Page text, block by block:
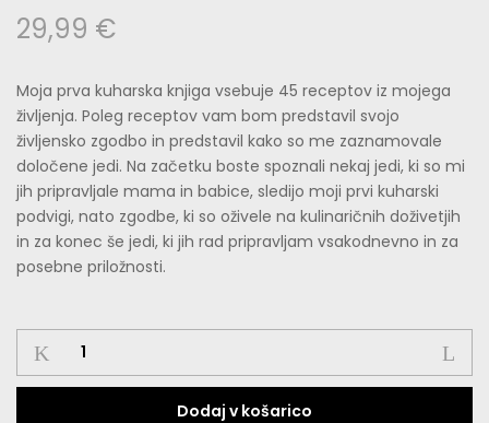
29,99 €
Moja prva kuharska knjiga vsebuje 45 receptov iz mojega
življenja. Poleg receptov vam bom predstavil svojo
življensko zgodbo in predstavil kako so me zaznamovale
določene jedi. Na začetku boste spoznali nekaj jedi, ki so mi
jih pripravljale mama in babice, sledijo moji prvi kuharski
podvigi, nato zgodbe, ki so oživele na kulinaričnih doživetjih
in za konec še jedi, ki jih rad pripravljam vsakodnevno in za
posebne priložnosti.
Knjiga
Dodaj v košarico